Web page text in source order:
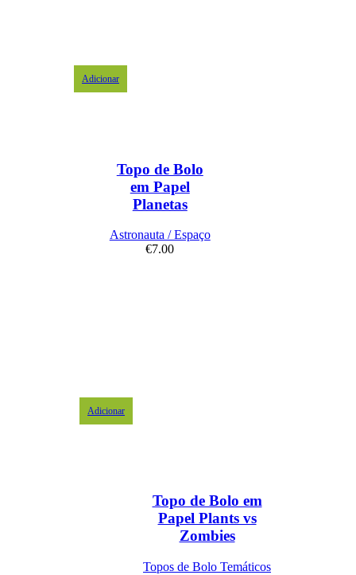
Adicionar
Topo de Bolo
em Papel
Planetas
Astronauta / Espaço
€7.00
Adicionar
Topo de Bolo em
Papel Plants vs
Zombies
Topos de Bolo Temáticos